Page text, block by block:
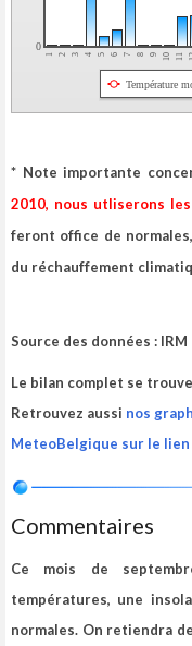
1 2 3 4 5 6 7 8 9 10 11
0
Température
* Note importante
2010, nous utliserons
feront office de
du réchauffement
Source des données : IRM
Le bilan complet se
Retrouvez aussi nos
MeteoBelgique sur le lien
Commentaires
Ce mois de
températures, une
normales. On retiendra